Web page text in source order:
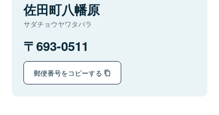
佐田町八幡原
サダチョウヤワタバラ
693-0511
郵便番号をコピーする